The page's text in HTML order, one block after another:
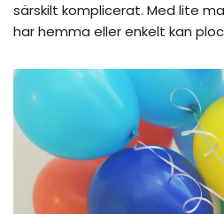
särskilt komplicerat. Med lite
har hemma eller enkelt kan